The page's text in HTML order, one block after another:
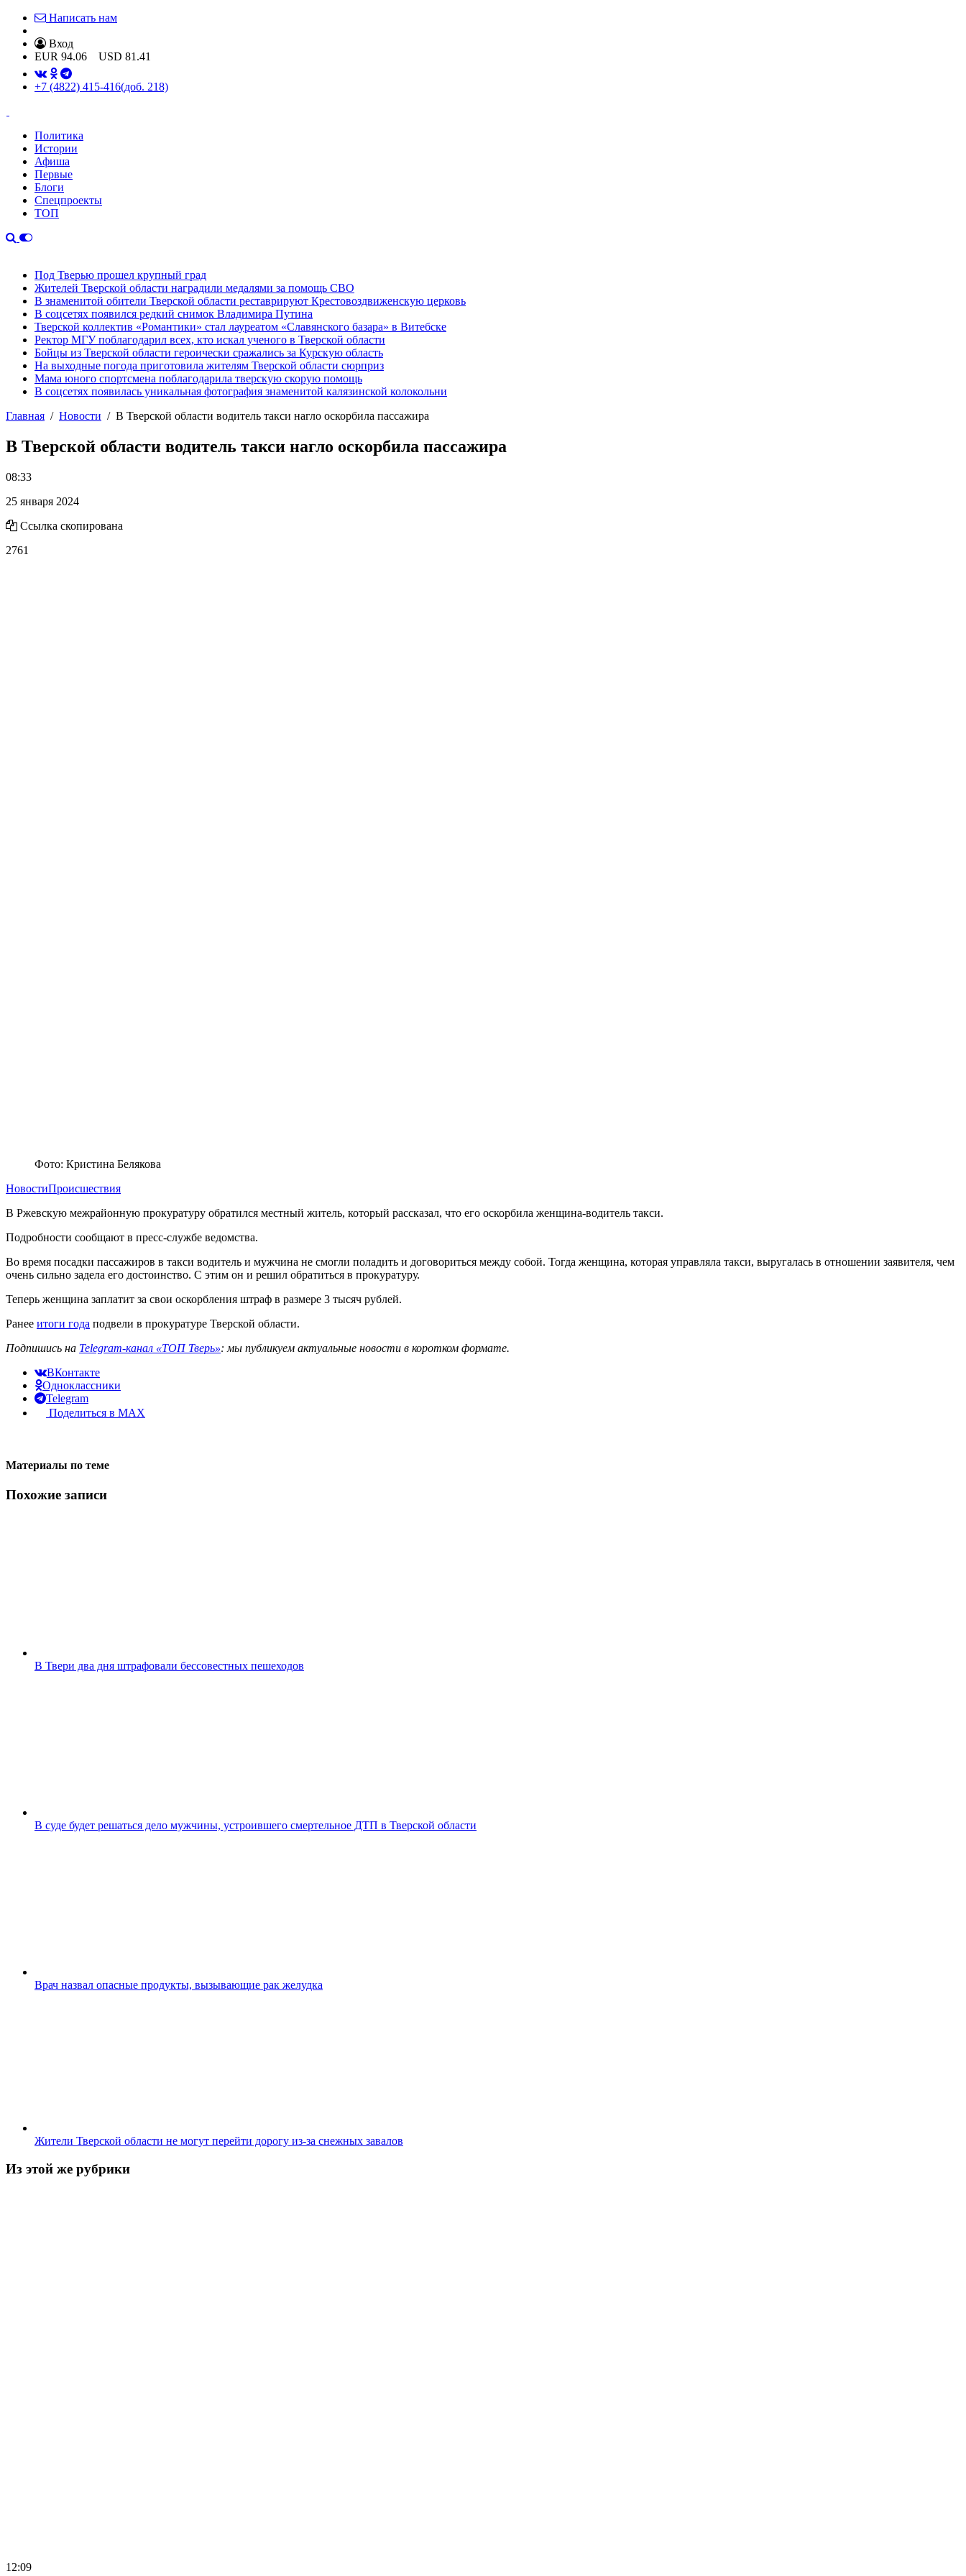
Написать нам
Вход
EUR 94.06 USD 81.41
+7 (4822) 415-416(доб. 218)
Политика
Истории
Афиша
Первые
Блоги
Спецпроекты
ТОП
Под Тверью прошел крупный град
Жителей Тверской области наградили медалями за помощь СВО
В знаменитой обители Тверской области реставрируют Крестовоздвиженскую церковь
В соцсетях появился редкий снимок Владимира Путина
Тверской коллектив «Романтики» стал лауреатом «Славянского базара» в Витебске
Ректор МГУ поблагодарил всех, кто искал ученого в Тверской области
Бойцы из Тверской области героически сражались за Курскую область
На выходные погода приготовила жителям Тверской области сюрприз
Мама юного спортсмена поблагодарила тверскую скорую помощь
В соцсетях появилась уникальная фотография знаменитой калязинской колокольни
Главная
Новости В Тверской области водитель такси нагло оскорбила пассажира
В Тверской области водитель такси нагло оскорбила пассажира
08:33
25 января 2024
Ссылка скопирована
2761
Фото: Кристина Белякова
НовостиПроисшествия
В Ржевскую межрайонную прокуратуру обратился местный житель, который рассказал, что его оскорбила женщина-водитель такси.
Подробности сообщают в пресс-службе ведомства.
Во время посадки пассажиров в такси водитель и мужчина не смогли поладить и договориться между собой. Тогда женщина, которая управляла такси, выругалась в отношении заявителя, чем
очень сильно задела его достоинство. С этим он и решил обратиться в прокуратуру.
Теперь женщина заплатит за свои оскорбления штраф в размере 3 тысяч рублей.
Ранее итоги года подвели в прокуратуре Тверской области.
Подпишись на Telegram-канал «ТОП Тверь»: мы публикуем актуальные новости в коротком формате.
ВКонтакте
Одноклассники
Telegram
Поделиться в MAX
Материалы по теме
Похожие записи
В Твери два дня штрафовали бессовестных пешеходов
В суде будет решаться дело мужчины, устроившего смертельное ДТП в Тверской области
Врач назвал опасные продукты, вызывающие рак желудка
Жители Тверской области не могут перейти дорогу из-за снежных завалов
Из этой же рубрики
12:09